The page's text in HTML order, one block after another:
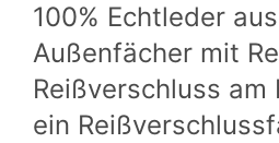
100% Echtleder
Außenfächer mit
Reißverschluss am
ein